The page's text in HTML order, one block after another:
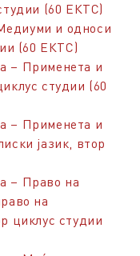
(60 ЕКТС)
и односи
(60 ЕКТС)
– Применета и
студии (60
– Применета и
јазик, втор
– Право на
на
циклус студии